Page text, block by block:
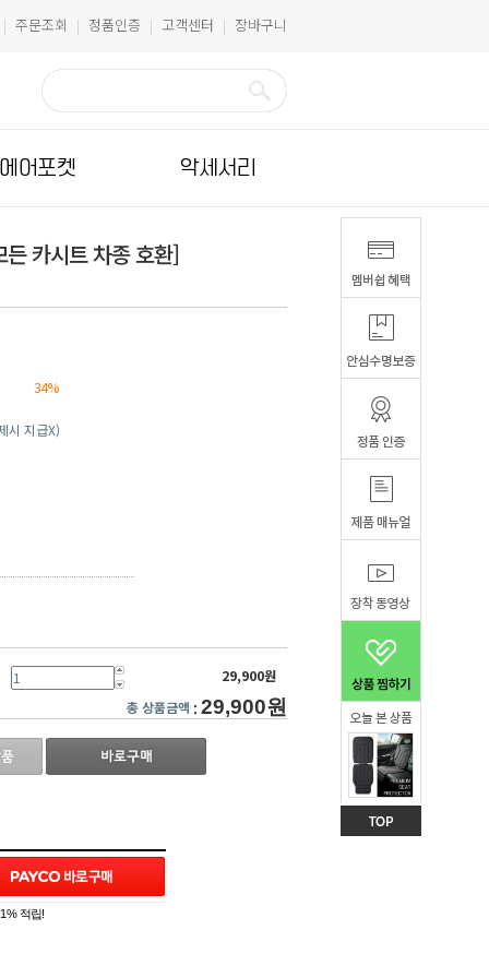
| 주문조회 | 정품인증 | 고객센터 | 장바구니
에어포켓 악세서리
카시트 차종 호환]
34%
시 지급X)
29,900원
총 상품금액 : 29,900원
적립!